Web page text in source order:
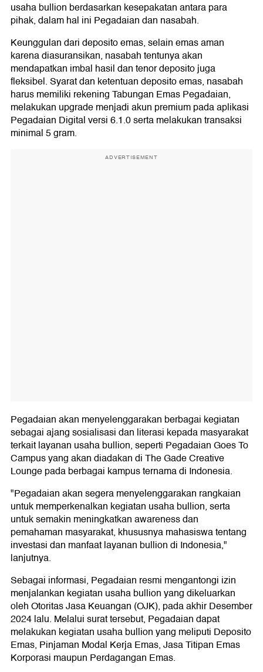
usaha bullion berdasarkan kesepakatan antara para
pihak, dalam hal ini Pegadaian dan nasabah.
Keunggulan dari deposito emas, selain emas aman
karena diasuransikan, nasabah tentunya akan
mendapatkan imbal hasil dan tenor deposito juga
fleksibel. Syarat dan ketentuan deposito emas, nasabah
harus memiliki rekening Tabungan Emas Pegadaian,
melakukan upgrade menjadi akun premium pada aplikasi
Pegadaian Digital versi 6.1.0 serta melakukan transaksi
minimal 5 gram.
ADVERTISEMENT
Pegadaian akan menyelenggarakan berbagai kegiatan
sebagai ajang sosialisasi dan literasi kepada masyarakat
terkait layanan usaha bullion, seperti Pegadaian Goes To
Campus yang akan diadakan di The Gade Creative
Lounge pada berbagai kampus ternama di Indonesia.
"Pegadaian akan segera menyelenggarakan rangkaian
untuk memperkenalkan kegiatan usaha bullion, serta
untuk semakin meningkatkan awareness dan
pemahaman masyarakat, khususnya mahasiswa tentang
investasi dan manfaat layanan bullion di Indonesia,"
lanjutnya.
Sebagai informasi, Pegadaian resmi mengantongi izin
menjalankan kegiatan usaha bullion yang dikeluarkan
oleh Otoritas Jasa Keuangan (OJK), pada akhir Desember
2024 lalu. Melalui surat tersebut, Pegadaian dapat
melakukan kegiatan usaha bullion yang meliputi Deposito
Emas, Pinjaman Modal Kerja Emas, Jasa Titipan Emas
Korporasi maupun Perdagangan Emas.